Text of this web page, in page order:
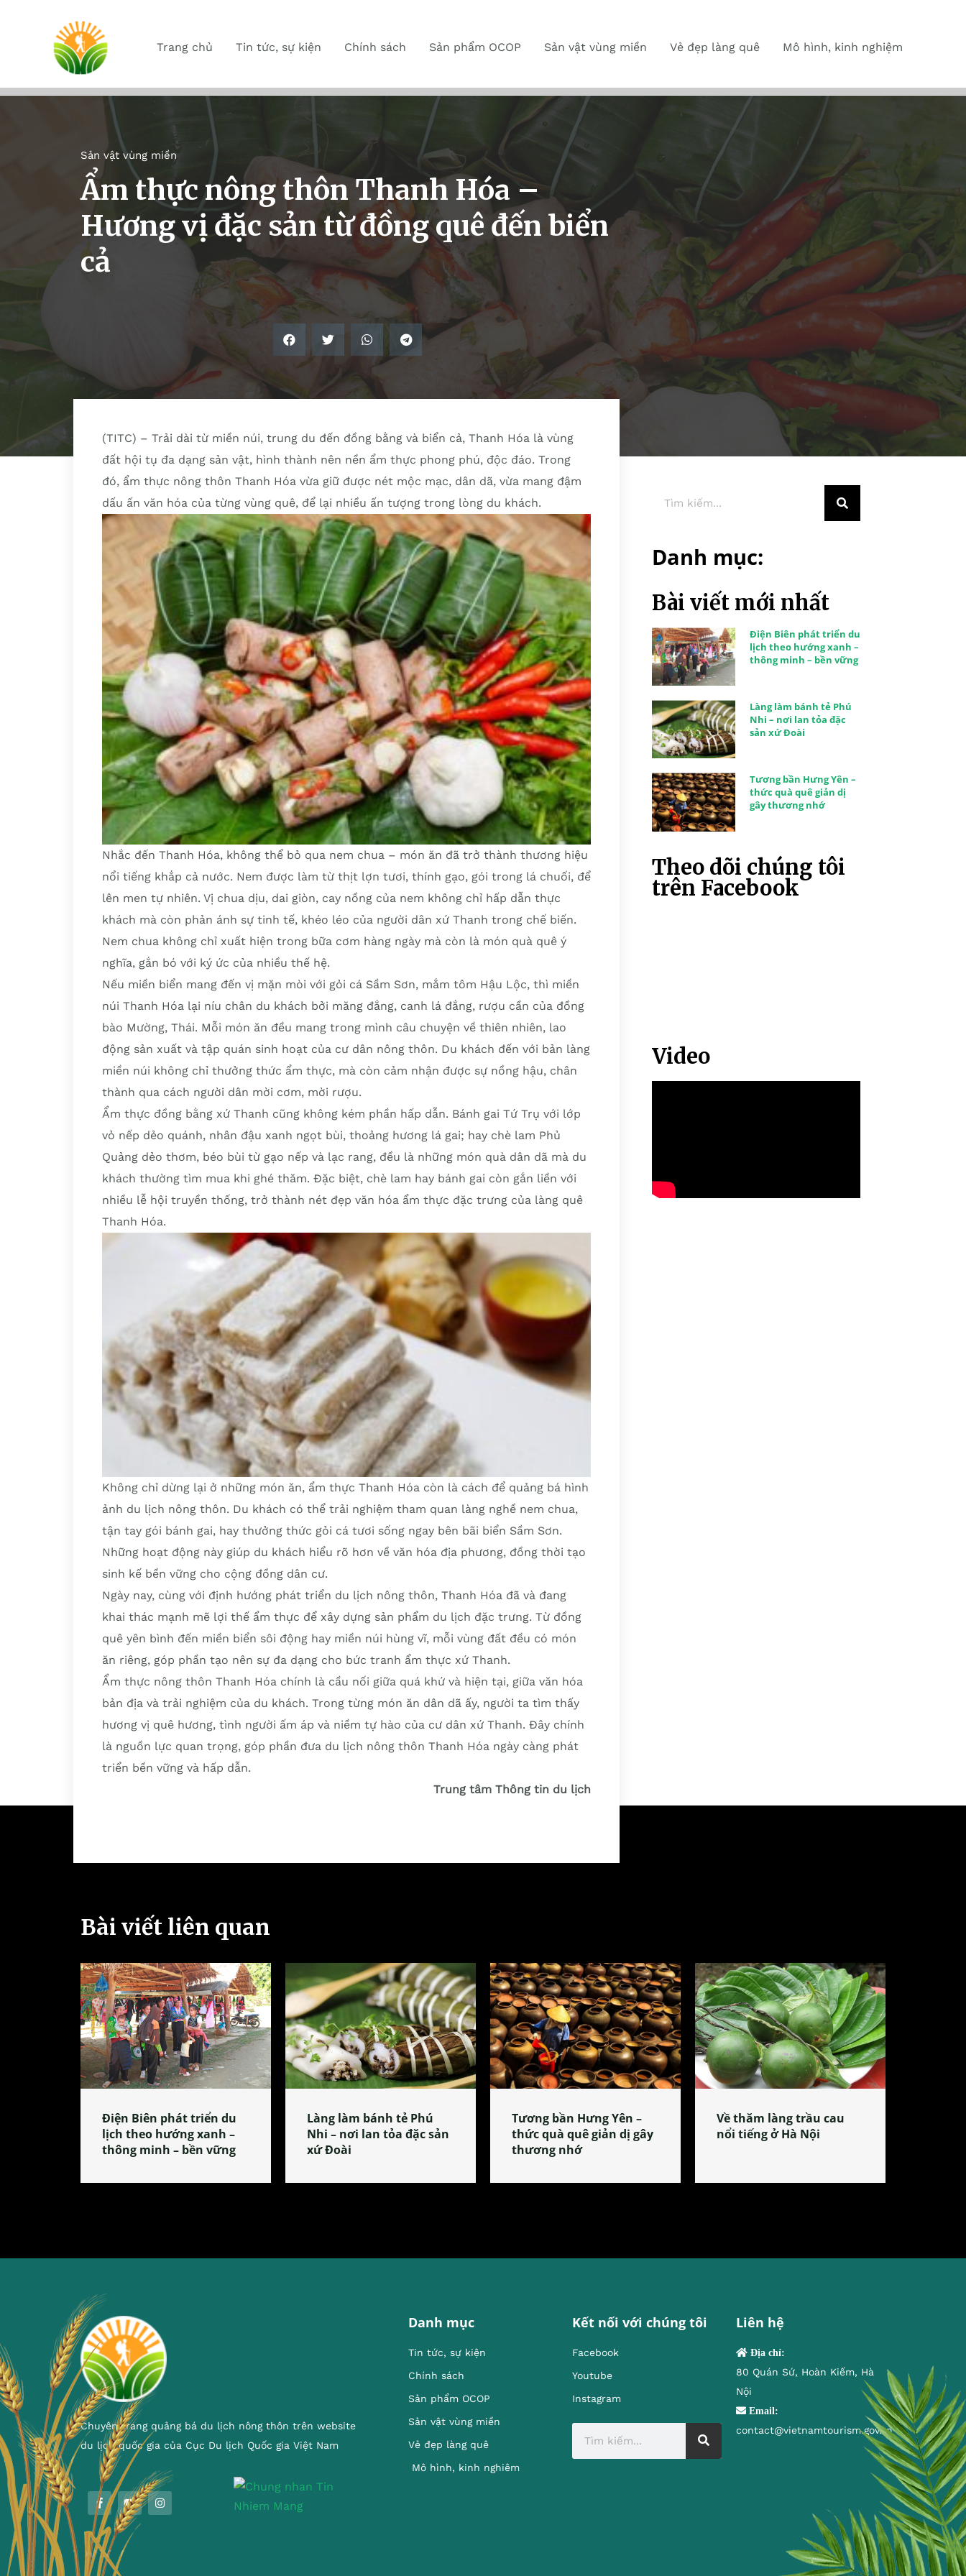
Trang chủ Tin tức, sự kiện Chính sách Sản phẩm OCOP Sản vật vùng miền Vẻ đẹp làng quê Mô hình, kinh nghiệm
Sản vật vùng miền
Ẩm thực nông thôn Thanh Hóa –
Hương vị đặc sản từ đồng quê đến biển
cả
(TITC) – Trải dài từ miền núi, trung du đến đồng bằng và biển cả, Thanh Hóa là vùng
đất hội tụ đa dạng sản vật, hình thành nên nền ẩm thực phong phú, độc đáo. Trong
đó, ẩm thực nông thôn Thanh Hóa vừa giữ được nét mộc mạc, dân dã, vừa mang đậm
dấu ấn văn hóa của từng vùng quê, để lại nhiều ấn tượng trong lòng du khách.
Nhắc đến Thanh Hóa, không thể bỏ qua nem chua – món ăn đã trở thành thương hiệu
nổi tiếng khắp cả nước. Nem được làm từ thịt lợn tươi, thính gạo, gói trong lá chuối, để
lên men tự nhiên. Vị chua dịu, dai giòn, cay nồng của nem không chỉ hấp dẫn thực
khách mà còn phản ánh sự tinh tế, khéo léo của người dân xứ Thanh trong chế biến.
Nem chua không chỉ xuất hiện trong bữa cơm hàng ngày mà còn là món quà quê ý
nghĩa, gắn bó với ký ức của nhiều thế hệ.
Nếu miền biển mang đến vị mặn mòi với gỏi cá Sầm Sơn, mắm tôm Hậu Lộc, thì miền
núi Thanh Hóa lại níu chân du khách bởi măng đắng, canh lá đắng, rượu cần của đồng
bào Mường, Thái. Mỗi món ăn đều mang trong mình câu chuyện về thiên nhiên, lao
động sản xuất và tập quán sinh hoạt của cư dân nông thôn. Du khách đến với bản làng
miền núi không chỉ thưởng thức ẩm thực, mà còn cảm nhận được sự nồng hậu, chân
thành qua cách người dân mời cơm, mời rượu.
Ẩm thực đồng bằng xứ Thanh cũng không kém phần hấp dẫn. Bánh gai Tứ Trụ với lớp
vỏ nếp dẻo quánh, nhân đậu xanh ngọt bùi, thoảng hương lá gai; hay chè lam Phủ
Quảng dẻo thơm, béo bùi từ gạo nếp và lạc rang, đều là những món quà dân dã mà du
khách thường tìm mua khi ghé thăm. Đặc biệt, chè lam hay bánh gai còn gắn liền với
nhiều lễ hội truyền thống, trở thành nét đẹp văn hóa ẩm thực đặc trưng của làng quê
Thanh Hóa.
Không chỉ dừng lại ở những món ăn, ẩm thực Thanh Hóa còn là cách để quảng bá hình
ảnh du lịch nông thôn. Du khách có thể trải nghiệm tham quan làng nghề nem chua,
tận tay gói bánh gai, hay thưởng thức gỏi cá tươi sống ngay bên bãi biển Sầm Sơn.
Những hoạt động này giúp du khách hiểu rõ hơn về văn hóa địa phương, đồng thời tạo
sinh kế bền vững cho cộng đồng dân cư.
Ngày nay, cùng với định hướng phát triển du lịch nông thôn, Thanh Hóa đã và đang
khai thác mạnh mẽ lợi thế ẩm thực để xây dựng sản phẩm du lịch đặc trưng. Từ đồng
quê yên bình đến miền biển sôi động hay miền núi hùng vĩ, mỗi vùng đất đều có món
ăn riêng, góp phần tạo nên sự đa dạng cho bức tranh ẩm thực xứ Thanh.
Ẩm thực nông thôn Thanh Hóa chính là cầu nối giữa quá khứ và hiện tại, giữa văn hóa
bản địa và trải nghiệm của du khách. Trong từng món ăn dân dã ấy, người ta tìm thấy
hương vị quê hương, tình người ấm áp và niềm tự hào của cư dân xứ Thanh. Đây chính
là nguồn lực quan trọng, góp phần đưa du lịch nông thôn Thanh Hóa ngày càng phát
triển bền vững và hấp dẫn.
Trung tâm Thông tin du lịch
Danh mục:
Bài viết mới nhất
Điện Biên phát triển du
lịch theo hướng xanh –
thông minh – bền vững
Làng làm bánh tẻ Phú
Nhi – nơi lan tỏa đặc
sản xứ Đoài
Tương bần Hưng Yên –
thức quà quê giản dị
gây thương nhớ
Theo dõi chúng tôi
trên Facebook
Video
Bài viết liên quan
Điện Biên phát triển du
lịch theo hướng xanh –
thông minh – bền vững
Làng làm bánh tẻ Phú
Nhi – nơi lan tỏa đặc sản
xứ Đoài
Tương bần Hưng Yên –
thức quà quê giản dị gây
thương nhớ
Về thăm làng trầu cau
nổi tiếng ở Hà Nội
Chuyên trang quảng bá du lịch nông thôn trên website
du lịch quốc gia của Cục Du lịch Quốc gia Việt Nam
Danh mục
Tin tức, sự kiện
Chính sách
Sản phẩm OCOP
Sản vật vùng miền
Vẻ đẹp làng quê
Mô hình, kinh nghiêm
Kết nối với chúng tôi
Facebook
Youtube
Instagram
Liên hệ
Địa chỉ:
80 Quán Sứ, Hoàn Kiếm, Hà
Nội
Email:
contact@vietnamtourism.gov.vn